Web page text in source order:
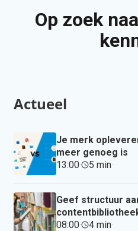
Op zoek
Actueel
Je merk
meer genoeg is
13:00· 5 min·
Geef structuur
08:00· 4 min·